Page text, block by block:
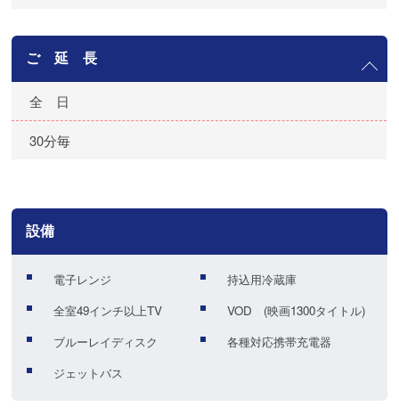
ご 延 長
全 日
30分毎
設備
電子レンジ
持込用冷蔵庫
全室49インチ以上TV
VOD (映画1300タイトル)
ブルーレイディスク
各種対応携帯充電器
ジェットバス